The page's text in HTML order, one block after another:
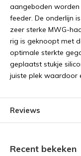
aangeboden worden
feeder. De onderlijn
zeer sterke MWG-
rig is geknoopt met
optimale sterkte
geplaatst stukje
juiste plek waardoor
Reviews
Recent bekeken